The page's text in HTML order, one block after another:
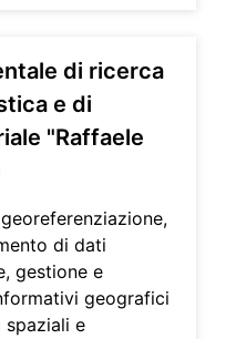
di ricerca
e di
"Raffaele
di dati
gestione e
geografici
spaziali e